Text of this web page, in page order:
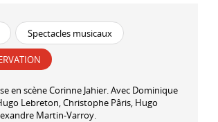
Spectacles musicaux
en scèneCorinne Jahier. Avec Dominique
Lebreton,Christophe Pâris, Hugo
Martin-Varroy.